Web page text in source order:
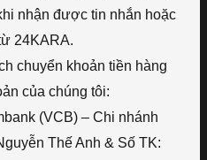
nhận được tin nhắn hoặc
24KARA.
chuyển khoản tiền hàng
của chúng tôi:
(VCB) – Chi nhánh
Thế Anh & Số TK: